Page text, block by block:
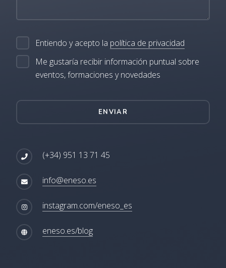
Entiendo y acepto la política de privacidad
Me gustaría recibir información puntual sobre
eventos, formaciones y novedades
ENVIAR
(+34) 951 13 71 45
info@eneso.es
instagram.com/eneso_es
eneso.es/blog